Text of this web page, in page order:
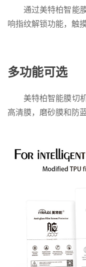
通过美特柏智能
响指纹解锁功能，触
多功能可选
美特柏智能膜切
高清膜，磨砂膜和防